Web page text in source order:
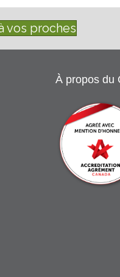
vos proches
À propos du